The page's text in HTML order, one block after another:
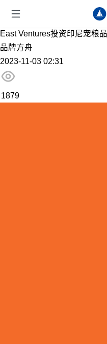
East Ventures投资印尼宠粮
品牌方舟
2023-11-03 02:31
1879